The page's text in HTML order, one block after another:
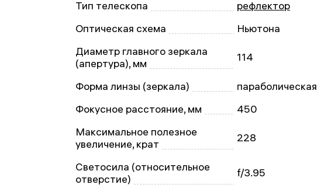
Тип телескопа
рефлектор
Оптическая схема
Ньютона
Диаметр главного зеркала
(апертура), мм
114
Форма линзы (зеркала)
параболическая
Фокусное расстояние, мм
450
Максимальное полезное
увеличение, крат
228
Светосила (относительное
отверстие)
f/3.95